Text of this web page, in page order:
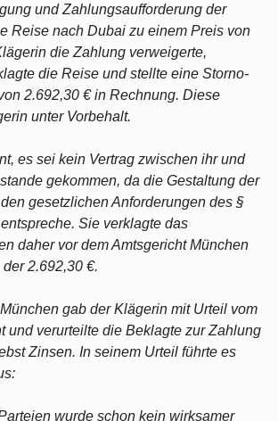
und Zahlungsaufforderung der
Reise nach Dubai zu einem Preis von
die Zahlung verweigerte,
die Reise und stellte eine Storno-
2.692,30 € in Rechnung. Diese
unter Vorbehalt.
es sei kein Vertrag zwischen ihr und
gekommen, da die Gestaltung der
gesetzlichen Anforderungen des §
Sie verklagte das
daher vor dem Amtsgericht München
2.692,30 €.
gab der Klägerin mit Urteil vom
und verurteilte die Beklagte zur Zahlung
Zinsen. In seinem Urteil führte es
wurde schon kein wirksamer